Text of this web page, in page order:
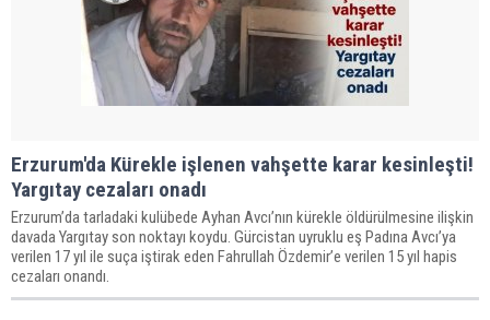
Erzurum'da Kürekle işlenen vahşette karar kesinleşti!
Yargıtay cezaları onadı
Erzurum’da tarladaki kulübede Ayhan Avcı’nın kürekle öldürülmesine ilişkin
davada Yargıtay son noktayı koydu. Gürcistan uyruklu eş Padına Avcı’ya
verilen 17 yıl ile suça iştirak eden Fahrullah Özdemir’e verilen 15 yıl hapis
cezaları onandı.